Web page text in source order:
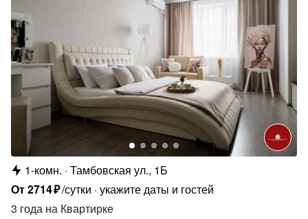
1-комн. Тамбовская ул., 1Б
От2714₽/сутки укажите даты и гостей
3 года на Квартирке